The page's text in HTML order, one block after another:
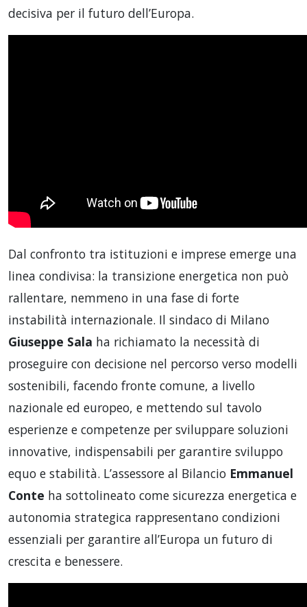
decisiva per il futuro dell’Europa.
Dal confronto tra istituzioni e imprese emerge una
linea condivisa: la transizione energetica non può
rallentare, nemmeno in una fase di forte
instabilità internazionale. Il sindaco di Milano
Giuseppe Sala ha richiamato la necessità di
proseguire con decisione nel percorso verso modelli
sostenibili, facendo fronte comune, a livello
nazionale ed europeo, e mettendo sul tavolo
esperienze e competenze per sviluppare soluzioni
innovative, indispensabili per garantire sviluppo
equo e stabilità. L’assessore al Bilancio Emmanuel
Conte ha sottolineato come sicurezza energetica e
autonomia strategica rappresentano condizioni
essenziali per garantire all’Europa un futuro di
crescita e benessere.